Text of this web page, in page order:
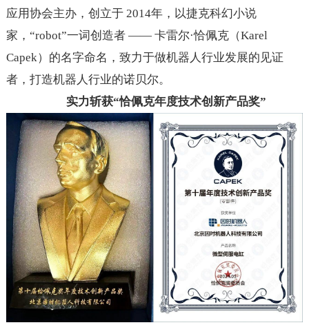
应用协会主办，创立于 2014年，以捷克科幻小说
家，“robot”一词创造者 —— 卡雷尔·恰佩克（Karel
Capek）的名字命名，致力于做机器人行业发展的见证
者，打造机器人行业的诺贝尔。
实力斩获“恰佩克年度技术创新产品奖”